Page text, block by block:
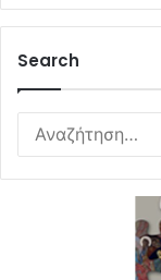
Search